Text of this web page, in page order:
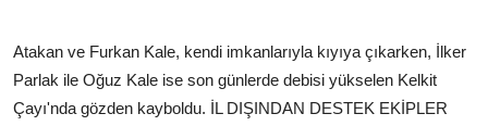
Atakan ve Furkan Kale, kendi imkanlarıyla kıyıya çıkarken, İlker
Parlak ile Oğuz Kale ise son günlerde debisi yükselen Kelkit
Çayı'nda gözden kayboldu. İL DIŞINDAN DESTEK EKİPLER